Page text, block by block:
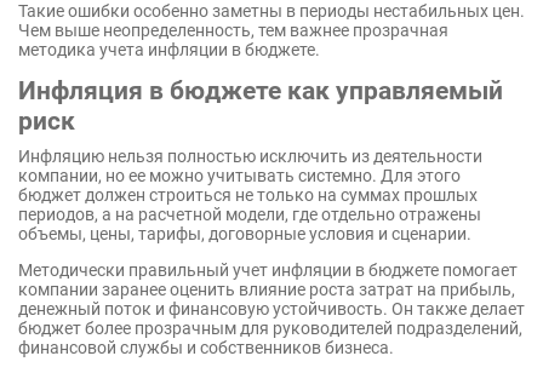
Такие ошибки особенно заметны в периоды нестабильных цен.
Чем выше неопределенность, тем важнее прозрачная
методика учета инфляции в бюджете.
Инфляция в бюджете как управляемый
риск
Инфляцию нельзя полностью исключить из деятельности
компании, но ее можно учитывать системно. Для этого
бюджет должен строиться не только на суммах прошлых
периодов, а на расчетной модели, где отдельно отражены
объемы, цены, тарифы, договорные условия и сценарии.
Методически правильный учет инфляции в бюджете помогает
компании заранее оценить влияние роста затрат на прибыль,
денежный поток и финансовую устойчивость. Он также делает
бюджет более прозрачным для руководителей подразделений,
финансовой службы и собственников бизнеса.